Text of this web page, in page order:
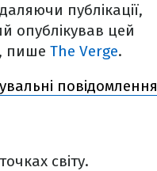
публікації,
опублікував цей
пише The Verge.
повідомлення
світу.